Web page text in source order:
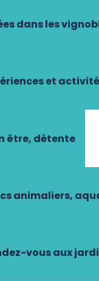
dans les
et
être, détente
animaliers,
vous aux
Grange
-, 37520 La